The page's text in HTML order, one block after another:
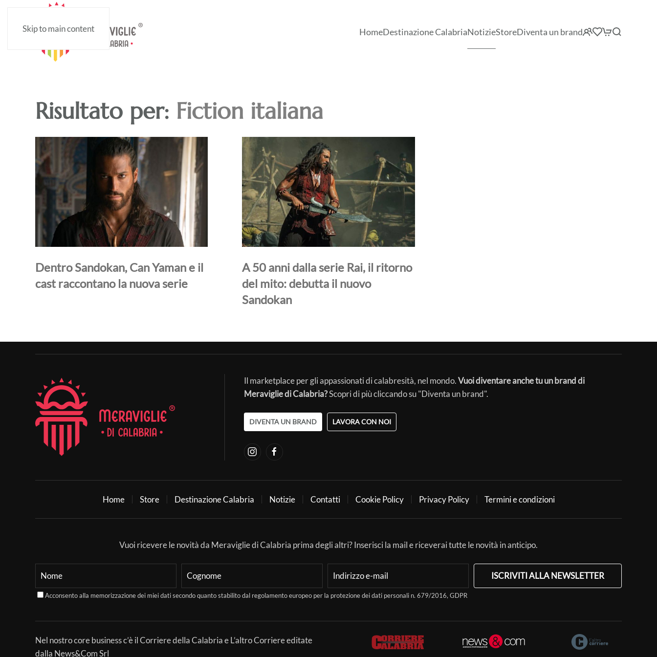
Skip to main content HomeDestinazione CalabriaNotizieStoreDiventa un brand
Risultato per: Fiction italiana
Dentro Sandokan, Can Yaman e il
cast raccontano la nuova serie
A 50 anni dalla serie Rai, il ritorno
del mito: debutta il nuovo
Sandokan
Il marketplace per gli appassionati di calabresità, nel mondo.Vuoi diventare anche tu un brand di
Meraviglie di Calabria?Scopri di più cliccando su "Diventa un brand".
DIVENTA UN BRAND LAVORA CON NOI
Home Store Destinazione Calabria Notizie Contatti Cookie Policy Privacy Policy Termini e condizioni
Vuoi ricevere le novità da Meraviglie di Calabria prima degli altri? Inserisci la mail e riceverai tutte le novità in anticipo.
ISCRIVITI ALLA NEWSLETTER
Acconsento alla memorizzazione dei miei dati secondo quanto stabilito dal regolamento europeo per la protezione dei dati personali n. 679/2016, GDPR
Nel nostro core business c’è il Corriere della Calabria e L’altro Corriere editate
dalla News&Com Srl